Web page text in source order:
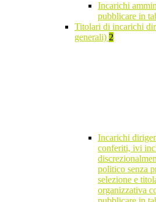
Incarichi
pubblicare in
Titolari di incarichi
generali) 2
Incarichi
conferiti, ivi
politico senza
selezione e
organizzativa